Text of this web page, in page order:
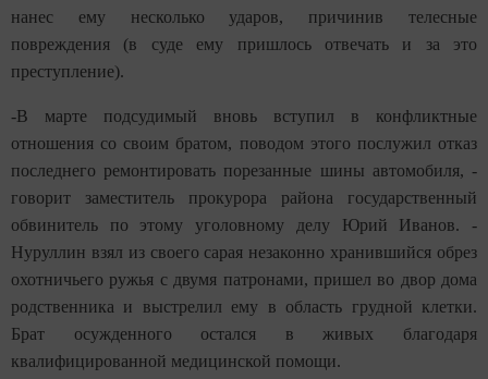
нанес ему несколько ударов, причинив телесные
повреждения (в суде ему пришлось отвечать и за это
преступление).
-В марте подсудимый вновь вступил в конфликтные
отношения со своим братом, поводом этого послужил отказ
последнего ремонтировать порезанные шины автомобиля, -
говорит заместитель прокурора района государственный
обвинитель по этому уголовному делу Юрий Иванов. -
Нуруллин взял из своего сарая незаконно хранившийся обрез
охотничьего ружья с двумя патронами, пришел во двор дома
родственника и выстрелил ему в область грудной клетки.
Брат осужденного остался в живых благодаря
квалифицированной медицинской помощи.